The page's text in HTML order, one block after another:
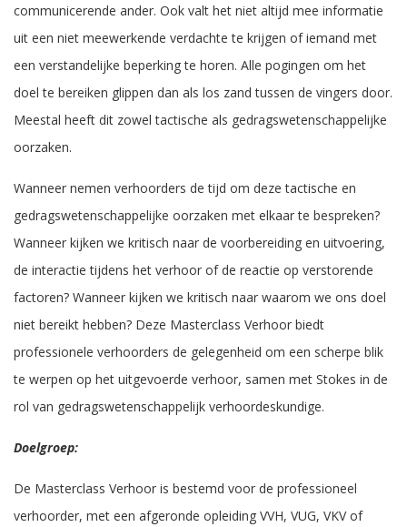
communicerende ander. Ook valt het niet altijd mee informatie
uit een niet meewerkende verdachte te krijgen of iemand met
een verstandelijke beperking te horen. Alle pogingen om het
doel te bereiken glippen dan als los zand tussen de vingers door.
Meestal heeft dit zowel tactische als gedragswetenschappelijke
oorzaken.
Wanneer nemen verhoorders de tijd om deze tactische en
gedragswetenschappelijke oorzaken met elkaar te bespreken?
Wanneer kijken we kritisch naar de voorbereiding en uitvoering,
de interactie tijdens het verhoor of de reactie op verstorende
factoren? Wanneer kijken we kritisch naar waarom we ons doel
niet bereikt hebben? Deze Masterclass Verhoor biedt
professionele verhoorders de gelegenheid om een scherpe blik
te werpen op het uitgevoerde verhoor, samen met Stokes in de
rol van gedragswetenschappelijk verhoordeskundige.
Doelgroep:
De Masterclass Verhoor is bestemd voor de professioneel
verhoorder, met een afgeronde opleiding VVH, VUG, VKV of